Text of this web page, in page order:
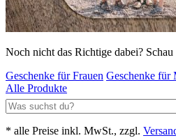
Noch nicht das Richtige dabei?
Geschenke für Frauen Geschenke für
Alle Produkte
* alle Preise inkl. MwSt., zzgl.